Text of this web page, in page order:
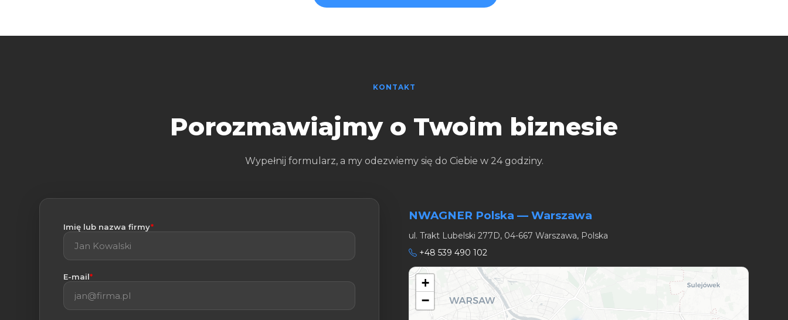
KONTAKT
Porozmawiajmy o Twoim biznesie
Wypełnij formularz, a my odezwiemy się do Ciebie w 24 godziny.
Imię lub nazwa firmy*(wymagane)
E-mail*(wymagane)
NWAGNER Polska — Warszawa
ul. Trakt Lubelski 277D, 04-667 Warszawa, Polska
+48 539 490 102
+
−